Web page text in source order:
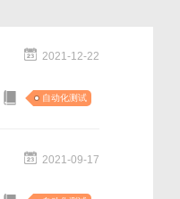
2021-12-22
自动化测试
2021-09-17